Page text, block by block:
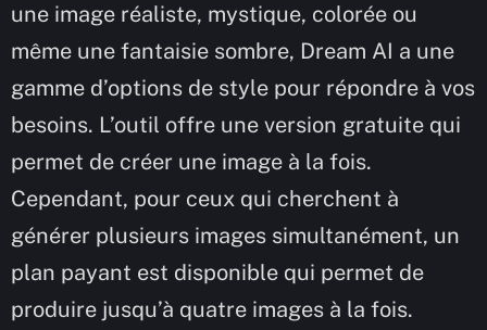
une image réaliste, mystique, colorée ou
même une fantaisie sombre, Dream AI a une
gamme d’options de style pour répondre à vos
besoins. L’outil offre une version gratuite qui
permet de créer une image à la fois.
Cependant, pour ceux qui cherchent à
générer plusieurs images simultanément, un
plan payant est disponible qui permet de
produire jusqu’à quatre images à la fois.